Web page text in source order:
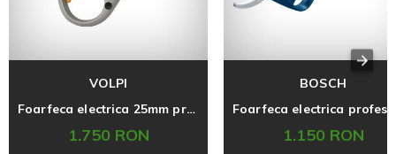
VOLPI
Foarfeca electrica 25mm profesionala Volpi Kamikaze KV300, 14.4V
1.750 RON
BOSCH
1.150 RON